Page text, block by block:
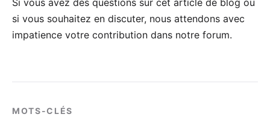
si vous souhaitez en discuter, nous attendons avec
impatience votre contribution dans notre forum.
MOTS-CLÉS